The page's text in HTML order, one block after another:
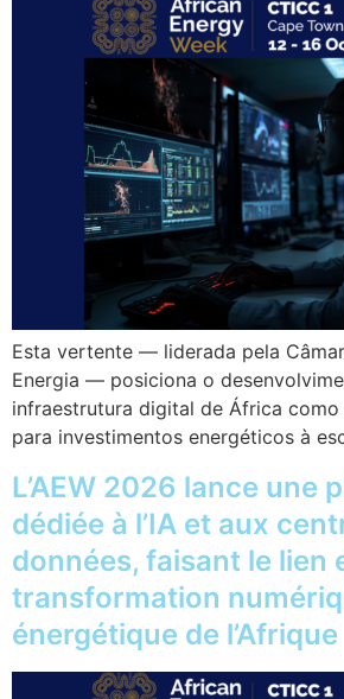
Esta vertente — liderada pela
Energia — posiciona o
infraestrutura digital de África
para investimentos energéticos à
L’AEW 2026 lance une
dédiée à l’IA et aux
données, faisant le lien
transformation
énergétique de l’Afrique